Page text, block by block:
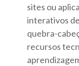
sites ou
interativos
quebra-
recursos